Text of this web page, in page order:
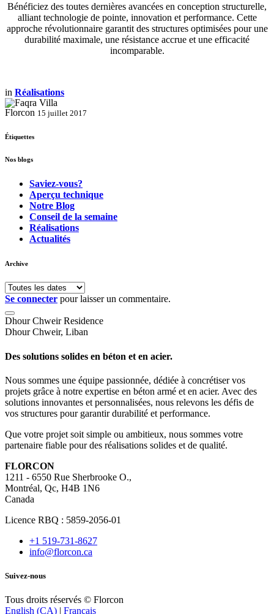
Bénéficiez des toutes dernières avancées en conception structurelle,
alliant technologie de pointe, innovation et performance. Cette
approche révolutionnaire garantit des structures optimisées pour une
durabilité maximale, une résistance accrue et une efficacité
incomparable.
in Réalisations
Florcon 15 juillet 2017
Étiquettes
Nos blogs
Saviez-vous?
Aperçu technique
Notre Blog
Conseil de la semaine
Réalisations
Actualités
Archive
Se connecter pour laisser un commentaire.
Dhour Chweir Residence
Dhour Chweir, Liban
Des solutions solides en béton et en acier.
Nous sommes une équipe passionnée, dédiée à concrétiser vos
projets grâce à notre expertise en béton armé et en acier. Avec des
solutions innovantes et personnalisées, nous relevons les défis de
vos structures pour garantir durabilité et performance.
Que votre projet soit simple ou ambitieux, nous sommes votre
partenaire fiable pour des réalisations solides et de qualité.
FLORCON
1211 - 6550 Rue Sherbrooke O.,
Montréal, Qc, H4B 1N6
Canada
Licence RBQ : 5859-2056-01
+1 519-731-8627
info@florcon.ca
Suivez-nous
​Tous droits réservés © Florcon
English (CA) | Français